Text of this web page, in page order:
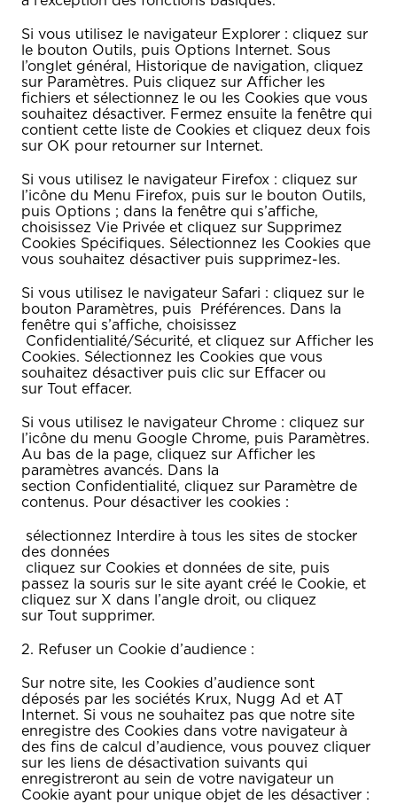
Si vous utilisez le navigateur Explorer : cliquez sur
le bouton Outils, puis Options Internet. Sous
l’onglet général, Historique de navigation, cliquez
sur Paramètres. Puis cliquez sur Afficher les
fichiers et sélectionnez le ou les Cookies que vous
souhaitez désactiver. Fermez ensuite la fenêtre qui
contient cette liste de Cookies et cliquez deux fois
sur OK pour retourner sur Internet.
Si vous utilisez le navigateur Firefox : cliquez sur
l’icône du Menu Firefox, puis sur le bouton Outils,
puis Options ; dans la fenêtre qui s’affiche,
choisissez Vie Privée et cliquez sur Supprimez
Cookies Spécifiques. Sélectionnez les Cookies que
vous souhaitez désactiver puis supprimez-les.
Si vous utilisez le navigateur Safari : cliquez sur le
bouton Paramètres, puis Préférences. Dans la
fenêtre qui s’affiche, choisissez
Confidentialité/Sécurité, et cliquez sur Afficher les
Cookies. Sélectionnez les Cookies que vous
souhaitez désactiver puis clic sur Effacer ou
sur Tout effacer.
Si vous utilisez le navigateur Chrome : cliquez sur
l’icône du menu Google Chrome, puis Paramètres.
Au bas de la page, cliquez sur Afficher les
paramètres avancés. Dans la
section Confidentialité, cliquez sur Paramètre de
contenus. Pour désactiver les cookies :
sélectionnez Interdire à tous les sites de stocker
des données
cliquez sur Cookies et données de site, puis
passez la souris sur le site ayant créé le Cookie, et
cliquez sur X dans l’angle droit, ou cliquez
sur Tout supprimer.
2. Refuser un Cookie d’audience :
Sur notre site, les Cookies d’audience sont
déposés par les sociétés Krux, Nugg Ad et AT
Internet. Si vous ne souhaitez pas que notre site
enregistre des Cookies dans votre navigateur à
des fins de calcul d’audience, vous pouvez cliquer
sur les liens de désactivation suivants qui
enregistreront au sein de votre navigateur un
Cookie ayant pour unique objet de les désactiver :